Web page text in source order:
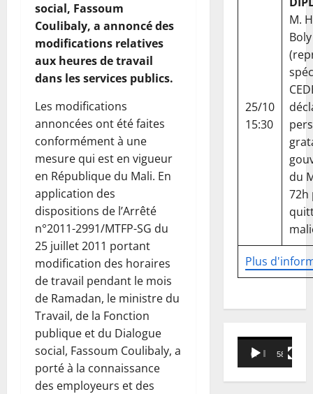
social, Fassoum
Coulibaly, a annoncé des
modifications relatives
aux heures de travail
dans les services publics.
Les modifications
annoncées ont été faites
conformément à une
mesure qui est en vigueur
en République du Mali. En
application des
dispositions de l’Arrêté
n°2011-2991/MTFP-SG du
25 juillet 2011 portant
modification des horaires
de travail pendant le mois
de Ramadan, le ministre du
Travail, de la Fonction
publique et du Dialogue
social, Fassoum Coulibaly, a
porté à la connaissance
des employeurs et des
Plus
25/10
15:30
M.
Boly
du
72h
Lecteur
vidéo
00:00 58:18